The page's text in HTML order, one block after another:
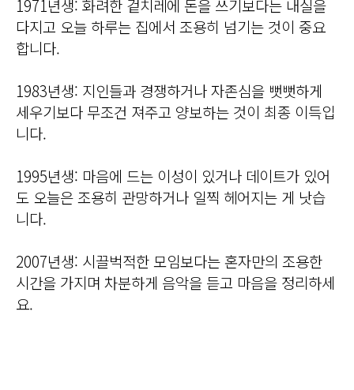
1971년생: 화려한 겉치레에 돈을 쓰기보다는 내실을
다지고 오늘 하루는 집에서 조용히 넘기는 것이 중요
합니다.
1983년생: 지인들과 경쟁하거나 자존심을 뻣뻣하게
세우기보다 무조건 져주고 양보하는 것이 최종 이득입
니다.
1995년생: 마음에 드는 이성이 있거나 데이트가 있어
도 오늘은 조용히 관망하거나 일찍 헤어지는 게 낫습
니다.
2007년생: 시끌벅적한 모임보다는 혼자만의 조용한
시간을 가지며 차분하게 음악을 듣고 마음을 정리하세
요.